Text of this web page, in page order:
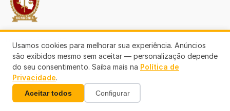
Usamos cookies para melhorar sua experiência. Anúncios
são exibidos mesmo sem aceitar — personalização depende
do seu consentimento. Saiba mais na Política de
Privacidade.
Aceitar todos Configurar